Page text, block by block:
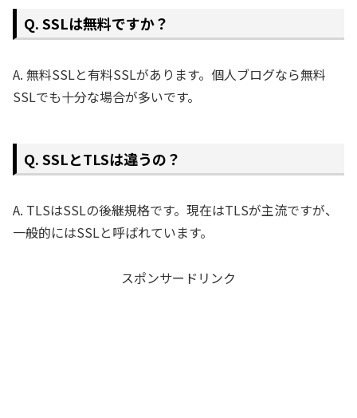
Q. SSLは無料ですか？
A. 無料SSLと有料SSLがあります。個人ブログなら無料
SSLでも十分な場合が多いです。
Q. SSLとTLSは違うの？
A. TLSはSSLの後継規格です。現在はTLSが主流ですが、
一般的にはSSLと呼ばれています。
スポンサードリンク